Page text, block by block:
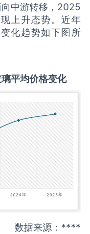
中游转移，2025
上升态势。近年
化趋势如下图所
平均价格变化
数据来源：****